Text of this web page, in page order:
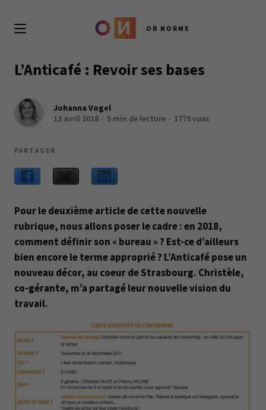
OR NORME
L’Anticafé : Revoir ses bases
Johanna Vogel
13 avril 2018
5 min de lecture 1779 vues
PARTAGER
Pour le deuxième article de cette nouvelle
rubrique, nous allons poser le cadre : en 2018,
comment définir son « bureau » ? Est-ce d’ailleurs
bien encore le terme approprié ? L’Anticafé pose un
nouveau décor, au coeur de Strasbourg. Christèle,
co-gérante, m’a partagé leur nouvelle vision du
travail.